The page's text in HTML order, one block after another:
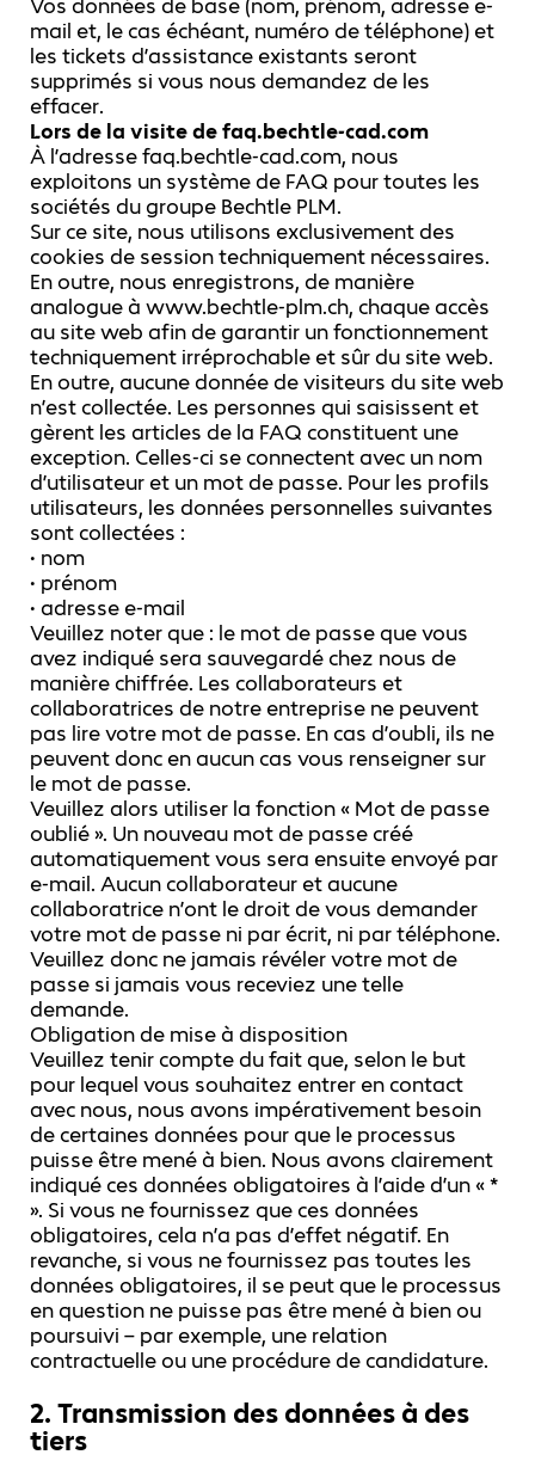
Vos données de base (nom, prénom, adresse e-
mail et, le cas échéant, numéro de téléphone) et
les tickets d’assistance existants seront
supprimés si vous nous demandez de les
effacer.
Lors de la visite de faq.bechtle-cad.com
À l’adresse faq.bechtle-cad.com, nous
exploitons un système de FAQ pour toutes les
sociétés du groupe Bechtle PLM.
Sur ce site, nous utilisons exclusivement des
cookies de session techniquement nécessaires.
En outre, nous enregistrons, de manière
analogue à www.bechtle-plm.ch, chaque accès
au site web afin de garantir un fonctionnement
techniquement irréprochable et sûr du site web.
En outre, aucune donnée de visiteurs du site web
n’est collectée. Les personnes qui saisissent et
gèrent les articles de la FAQ constituent une
exception. Celles-ci se connectent avec un nom
d’utilisateur et un mot de passe. Pour les profils
utilisateurs, les données personnelles suivantes
sont collectées :
• nom
• prénom
• adresse e-mail
Veuillez noter que : le mot de passe que vous
avez indiqué sera sauvegardé chez nous de
manière chiffrée. Les collaborateurs et
collaboratrices de notre entreprise ne peuvent
pas lire votre mot de passe. En cas d’oubli, ils ne
peuvent donc en aucun cas vous renseigner sur
le mot de passe.
Veuillez alors utiliser la fonction « Mot de passe
oublié ». Un nouveau mot de passe créé
automatiquement vous sera ensuite envoyé par
e-mail. Aucun collaborateur et aucune
collaboratrice n’ont le droit de vous demander
votre mot de passe ni par écrit, ni par téléphone.
Veuillez donc ne jamais révéler votre mot de
passe si jamais vous receviez une telle
demande.
Obligation de mise à disposition
Veuillez tenir compte du fait que, selon le but
pour lequel vous souhaitez entrer en contact
avec nous, nous avons impérativement besoin
de certaines données pour que le processus
puisse être mené à bien. Nous avons clairement
indiqué ces données obligatoires à l’aide d’un « *
». Si vous ne fournissez que ces données
obligatoires, cela n’a pas d’effet négatif. En
revanche, si vous ne fournissez pas toutes les
données obligatoires, il se peut que le processus
en question ne puisse pas être mené à bien ou
poursuivi – par exemple, une relation
contractuelle ou une procédure de candidature.
2. Transmission des données à des
tiers